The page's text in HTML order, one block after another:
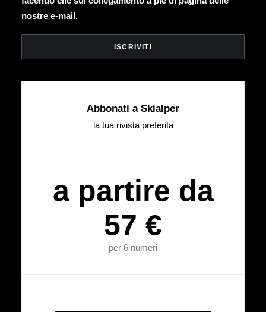
nostre e-mail.
Abbonati a Skialper
la tua rivista preferita
a partire da
57 €
per 6 numeri